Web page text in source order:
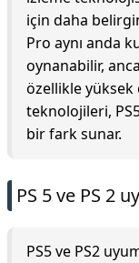
için daha
Pro aynı anda
oynanabilir,
özellikle
teknolojileri,
bir fark sunar.
PS 5 ve PS 2
PS5 ve PS2